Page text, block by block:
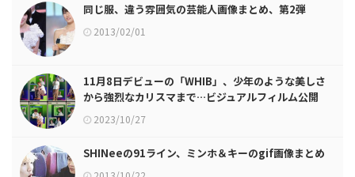
同じ服、違う雰囲気の芸能人画像まとめ、第2弾
2013/02/01
11月8日デビューの「WHIB」、少年のような美しさ
から強烈なカリスマまで…ビジュアルフィルム公開
2023/10/27
SHINeeの91ライン、ミンホ＆キーのgif画像まとめ